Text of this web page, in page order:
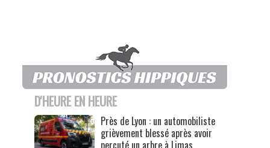
D'HEURE EN HEURE
Près de Lyon : un automobiliste
grièvement blessé après avoir
percuté un arbre à Limas